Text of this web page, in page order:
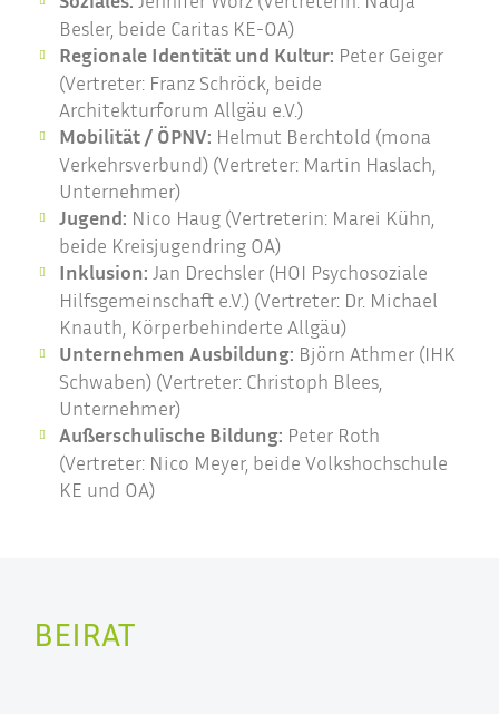
Besler, beide Caritas KE-OA)
Regionale Identität und Kultur: Peter Geiger
(Vertreter: Franz Schröck, beide
Architekturforum Allgäu e.V.)
Mobilität / ÖPNV: Helmut Berchtold (mona
Verkehrsverbund) (Vertreter: Martin Haslach,
Unternehmer)
Jugend: Nico Haug (Vertreterin: Marei Kühn,
beide Kreisjugendring OA)
Inklusion: Jan Drechsler (HOI Psychosoziale
Hilfsgemeinschaft e.V.) (Vertreter: Dr. Michael
Knauth, Körperbehinderte Allgäu)
Unternehmen Ausbildung: Björn Athmer (IHK
Schwaben) (Vertreter: Christoph Blees,
Unternehmer)
Außerschulische Bildung: Peter Roth
(Vertreter: Nico Meyer, beide Volkshochschule
KE und OA)
BEIRAT